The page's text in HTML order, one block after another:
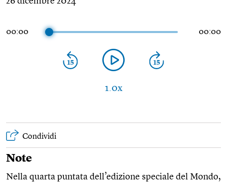
00:00 00:00
1.0x
Condividi
Note
Nella quarta puntata dell’edizione speciale del Mondo,